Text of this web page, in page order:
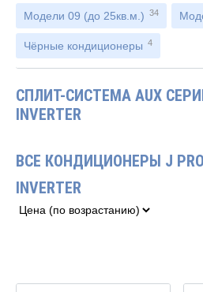
Модели 09 (до 25кв.м.) 34
Чёрные кондиционеры 4
СПЛИТ-СИСТЕМА AUX
INVERTER
ВСЕ КОНДИЦИОНЕРЫ J
INVERTER